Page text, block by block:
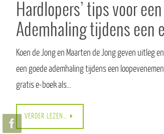
Hardlopers’ tips voor
Ademhaling tijdens een
Koen de Jong en Maarten de Jong geven uitleg
een goede ademhaling tijdens een
gratis e-boek als…
VERDER LEZEN…